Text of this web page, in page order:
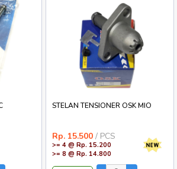
STELAN TENSIONER OSK MIO
Rp. 15.500 / PCS
>= 4 @ Rp. 15.200
>= 8 @ Rp. 14.800